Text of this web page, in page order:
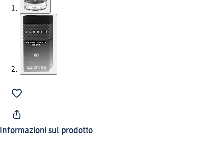
Informazioni sul prodotto